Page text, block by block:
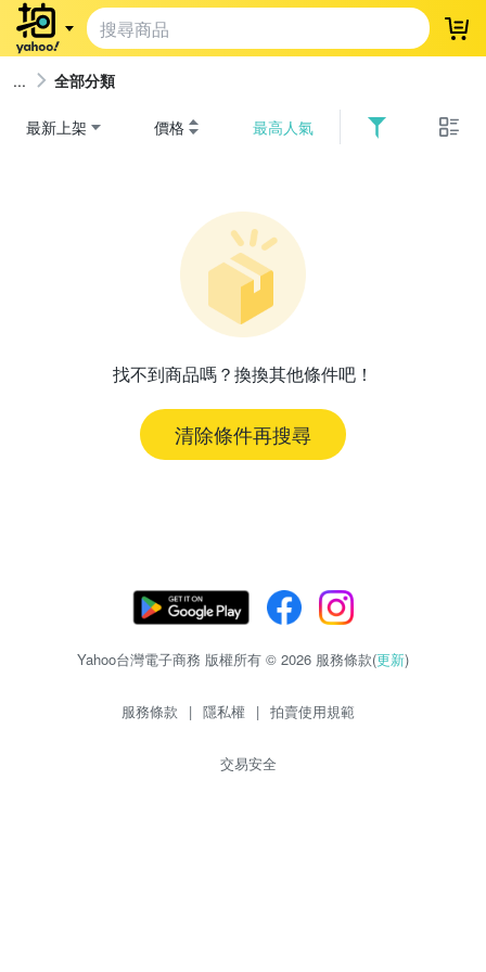
登
全部分類
最新上架 價格 最高人氣
找不到商品嗎？換換其他條件吧！
清除條件再搜尋
Yahoo台灣電子商務 版權所有 © 2026 服務條款(更新)
服務條款 | 隱私權 | 拍賣使用規範
交易安全